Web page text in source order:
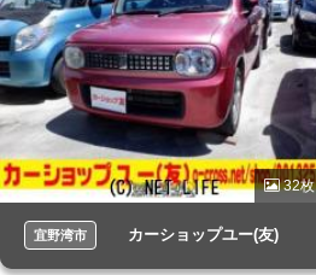
32枚
宜野湾市 カーショップユー(友)